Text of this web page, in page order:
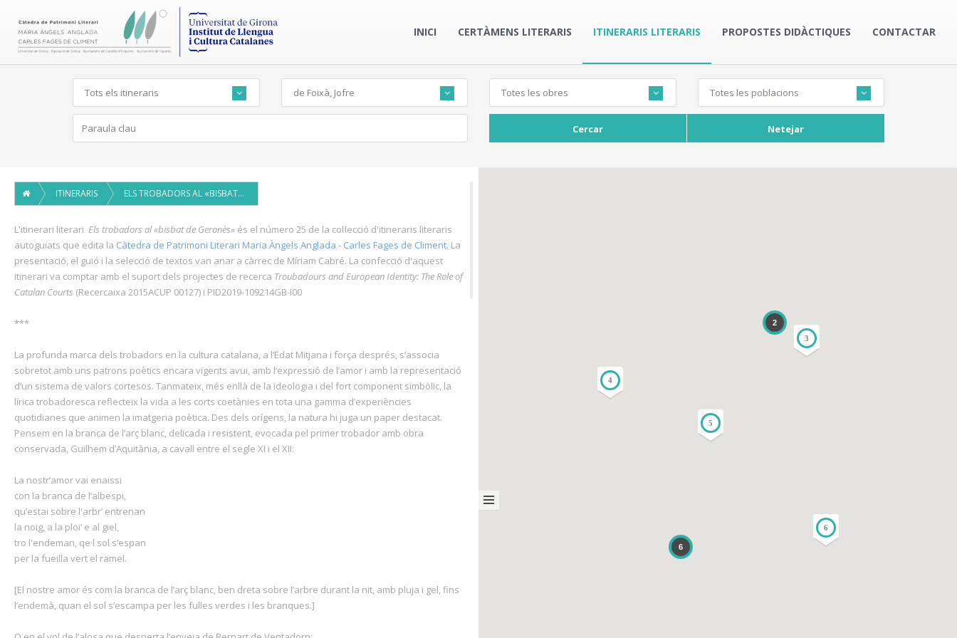
INICI CERTÀMENS LITERARIS ITINERARIS LITERARIS PROPOSTES DIDÀCTIQUES CONTACTAR
Tots els itineraris de Foixà, Jofre Totes les obres Totes les poblacions
Cercar Netejar
3
4
5
6
2
6
ITINERARIS ELS TROBADORS AL «BISBAT DE GERONÈS»
L'itinerari literari Els trobadors al «bisbat de Geronès» és el número 25 de la col·lecció d'itineraris literaris
autoguiats que edita la Càtedra de Patrimoni Literari Maria Àngels Anglada - Carles Fages de Climent. La
presentació, el guió i la selecció de textos van anar a càrrec de Míriam Cabré. La confecció d'aquest
itinerari va comptar amb el suport dels projectes de recerca Troubadours and European Identity: The Role of
Catalan Courts (Recercaixa 2015ACUP 00127) i PID2019-109214GB-I00
***
La profunda marca dels trobadors en la cultura catalana, a l’Edat Mitjana i força després, s’associa
sobretot amb uns patrons poètics encara vigents avui, amb l’expressió de l’amor i amb la representació
d’un sistema de valors cortesos. Tanmateix, més enllà de la ideologia i del fort component simbòlic, la
lírica trobadoresca reflecteix la vida a les corts coetànies en tota una gamma d’experiències
quotidianes que animen la imatgeria poètica. Des dels orígens, la natura hi juga un paper destacat.
Pensem en la branca de l’arç blanc, delicada i resistent, evocada pel primer trobador amb obra
conservada, Guilhem d’Aquitània, a cavall entre el segle XI i el XII:
La nostr’amor vai enaissi
con la branca de l’albespi,
qu’estai sobre l'arbr’ entrenan
la noig, a la ploi’ e al giel,
tro l'endeman, qe·l sol s’espan
per la fueilla vert el ramel.
[El nostre amor és com la branca de l’arç blanc, ben dreta sobre l’arbre durant la nit, amb pluja i gel, fins
l’endemà, quan el sol s’escampa per les fulles verdes i les branques.]